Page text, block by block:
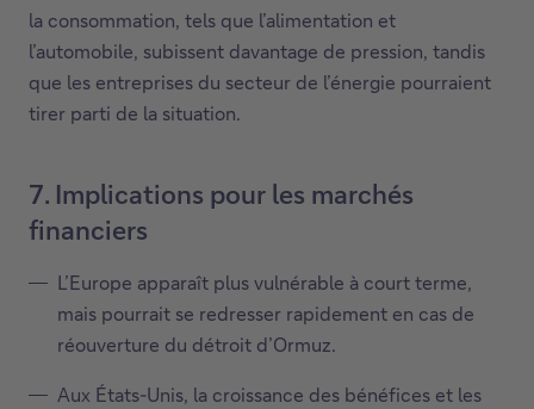
la consommation, tels que l’alimentation et
l’automobile, subissent davantage de pression, tandis
que les entreprises du secteur de l’énergie pourraient
tirer parti de la situation.
7. Implications pour les marchés
financiers
L’Europe apparaît plus vulnérable à court terme,
mais pourrait se redresser rapidement en cas de
réouverture du détroit d’Ormuz.
Aux États-Unis, la croissance des bénéfices et les